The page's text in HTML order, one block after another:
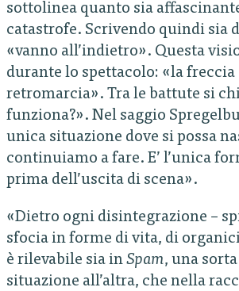
sottolinea quanto sia
catastrofe. Scrivendo quindi sia
«vanno all’indietro». Questa
durante lo spettacolo: «la
retromarcia». Tra le battute si
funziona?». Nel saggio
unica situazione dove si possa
continuiamo a fare. E’ l’unica
prima dell’uscita di scena».
«Dietro ogni disintegrazione –
sfocia in forme di vita, di
è rilevabile sia in Spam, una
situazione all’altra, che nella